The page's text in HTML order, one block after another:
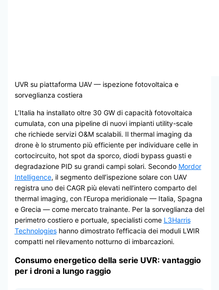
UVR su piattaforma UAV — ispezione fotovoltaica e
sorveglianza costiera
L’Italia ha installato oltre 30 GW di capacità fotovoltaica
cumulata, con una pipeline di nuovi impianti utility-scale
che richiede servizi O&M scalabili. Il thermal imaging da
drone è lo strumento più efficiente per individuare celle in
cortocircuito, hot spot da sporco, diodi bypass guasti e
degradazione PID su grandi campi solari. Secondo Mordor
Intelligence, il segmento dell’ispezione solare con UAV
registra uno dei CAGR più elevati nell’intero comparto del
thermal imaging, con l’Europa meridionale — Italia, Spagna
e Grecia — come mercato trainante. Per la sorveglianza del
perimetro costiero e portuale, specialisti come L3Harris
Technologieshanno dimostrato l’efficacia dei moduli LWIR
compatti nel rilevamento notturno di imbarcazioni.
Consumo energetico della serie UVR: vantaggio
per i droni a lungo raggio